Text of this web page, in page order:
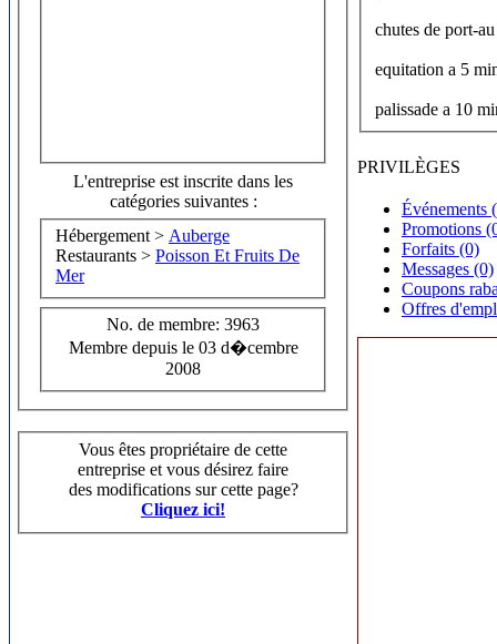
L'entreprise est inscrite dans les
catégories suivantes :
Hébergement > Auberge
Restaurants > Poisson Et Fruits De
Mer
No. de membre: 3963
Membre depuis le 03 d�cembre
2008
Vous êtes propriétaire de cette
entreprise et vous désirez faire
des modifications sur cette page?
Cliquez ici!
chutes de port-
equitation a 5
palissade a 10
PRIVILÈGES
Événements
Promotions
Forfaits (0)
Messages (0)
Coupons
Offres